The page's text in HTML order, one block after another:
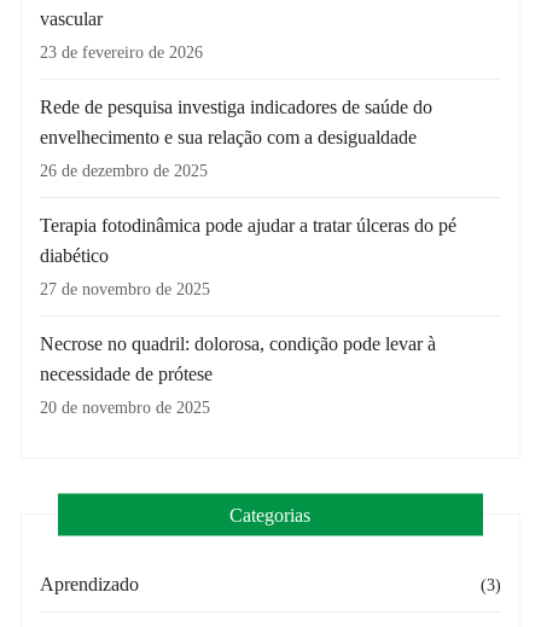
vascular
23 de fevereiro de 2026
Rede de pesquisa investiga indicadores de saúde do
envelhecimento e sua relação com a desigualdade
26 de dezembro de 2025
Terapia fotodinâmica pode ajudar a tratar úlceras do pé
diabético
27 de novembro de 2025
Necrose no quadril: dolorosa, condição pode levar à
necessidade de prótese
20 de novembro de 2025
Categorias
Aprendizado (3)